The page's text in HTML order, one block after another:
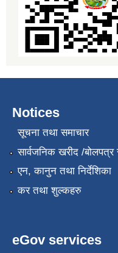
Notices
सूचना तथा समाचार
सार्वजनिक खरीद /बोलपत्र
एन, कानुन तथा निर्देशिका
कर तथा शुल्कहरु
eGov services